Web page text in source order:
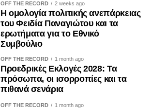
OFF THE RECORD 2 weeks ago
Η ομολογία πολιτικής ανεπάρκειας
του Φειδία Παναγιώτου και τα
ερωτήματα για το Εθνικό
Συμβούλιο
OFF THE RECORD 1 month ago
Προεδρικές Εκλογές 2028: Τα
πρόσωπα, οι ισορροπίες και τα
πιθανά σενάρια
OFF THE RECORD 1 month ago